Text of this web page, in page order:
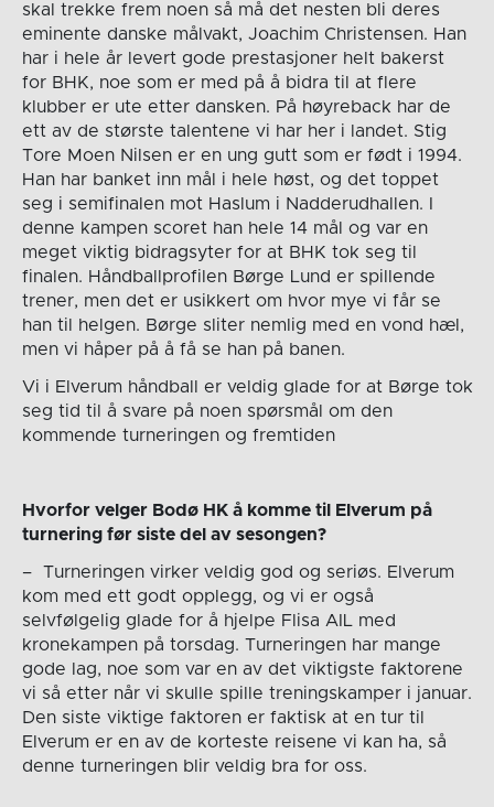
skal trekke frem noen så må det nesten bli deres
eminente danske målvakt, Joachim Christensen. Han
har i hele år levert gode prestasjoner helt bakerst
for BHK, noe som er med på å bidra til at flere
klubber er ute etter dansken. På høyreback har de
ett av de største talentene vi har her i landet. Stig
Tore Moen Nilsen er en ung gutt som er født i 1994.
Han har banket inn mål i hele høst, og det toppet
seg i semifinalen mot Haslum i Nadderudhallen. I
denne kampen scoret han hele 14 mål og var en
meget viktig bidragsyter for at BHK tok seg til
finalen. Håndballprofilen Børge Lund er spillende
trener, men det er usikkert om hvor mye vi får se
han til helgen. Børge sliter nemlig med en vond hæl,
men vi håper på å få se han på banen.
Vi i Elverum håndball er veldig glade for at Børge tok
seg tid til å svare på noen spørsmål om den
kommende turneringen og fremtiden
Hvorfor velger Bodø HK å komme til Elverum på
turnering før siste del av sesongen?
– Turneringen virker veldig god og seriøs. Elverum
kom med ett godt opplegg, og vi er også
selvfølgelig glade for å hjelpe Flisa AIL med
kronekampen på torsdag. Turneringen har mange
gode lag, noe som var en av det viktigste faktorene
vi så etter når vi skulle spille treningskamper i januar.
Den siste viktige faktoren er faktisk at en tur til
Elverum er en av de korteste reisene vi kan ha, så
denne turneringen blir veldig bra for oss.